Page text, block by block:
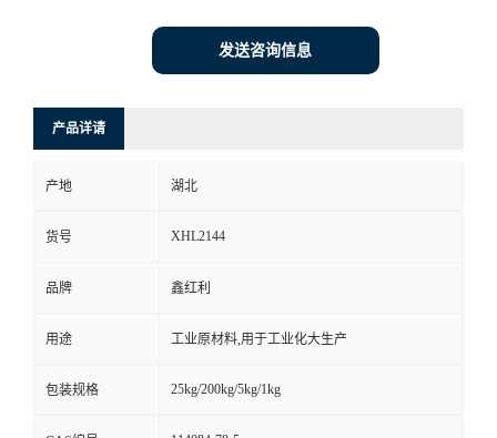
发送咨询信息
产品详请
产地 湖北
货号 XHL2144
品牌 鑫红利
用途 工业原材料,用于工业化大生产
包装规格 25kg/200kg/5kg/1kg